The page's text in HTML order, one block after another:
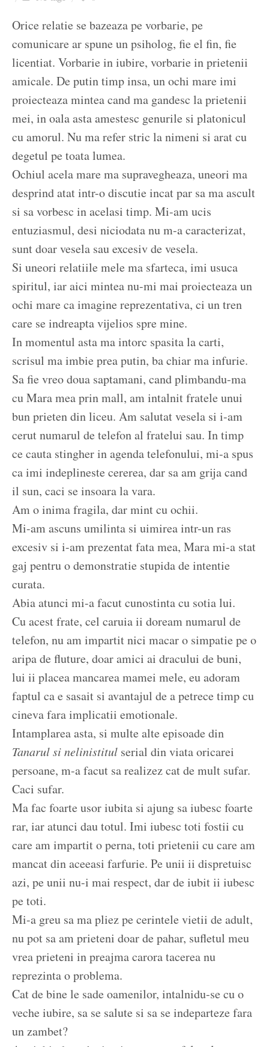
Orice relatie se bazeaza pe vorbarie, pe
comunicare ar spune un psiholog, fie el fin, fie
licentiat. Vorbarie in iubire, vorbarie in prietenii
amicale. De putin timp insa, un ochi mare imi
proiecteaza mintea cand ma gandesc la prietenii
mei, in oala asta amestesc genurile si platonicul
cu amorul. Nu ma refer stric la nimeni si arat cu
degetul pe toata lumea.
Ochiul acela mare ma supravegheaza, uneori ma
desprind atat intr-o discutie incat par sa ma ascult
si sa vorbesc in acelasi timp. Mi-am ucis
entuziasmul, desi niciodata nu m-a caracterizat,
sunt doar vesela sau excesiv de vesela.
Si uneori relatiile mele ma sfarteca, imi usuca
spiritul, iar aici mintea nu-mi mai proiecteaza un
ochi mare ca imagine reprezentativa, ci un tren
care se indreapta vijelios spre mine.
In momentul asta ma intorc spasita la carti,
scrisul ma imbie prea putin, ba chiar ma infurie.
Sa fie vreo doua saptamani, cand plimbandu-ma
cu Mara mea prin mall, am intalnit fratele unui
bun prieten din liceu. Am salutat vesela si i-am
cerut numarul de telefon al fratelui sau. In timp
ce cauta stingher in agenda telefonului, mi-a spus
ca imi indeplineste cererea, dar sa am grija cand
il sun, caci se insoara la vara.
Am o inima fragila, dar mint cu ochii.
Mi-am ascuns umilinta si uimirea intr-un ras
excesiv si i-am prezentat fata mea, Mara mi-a stat
gaj pentru o demonstratie stupida de intentie
curata.
Abia atunci mi-a facut cunostinta cu sotia lui.
Cu acest frate, cel caruia ii doream numarul de
telefon, nu am impartit nici macar o simpatie pe o
aripa de fluture, doar amici ai dracului de buni,
lui ii placea mancarea mamei mele, eu adoram
faptul ca e sasait si avantajul de a petrece timp cu
cineva fara implicatii emotionale.
Intamplarea asta, si multe alte episoade din
Tanarul si nelinistitul serial din viata oricarei
persoane, m-a facut sa realizez cat de mult sufar.
Caci sufar.
Ma fac foarte usor iubita si ajung sa iubesc foarte
rar, iar atunci dau totul. Imi iubesc toti fostii cu
care am impartit o perna, toti prietenii cu care am
mancat din aceeasi farfurie. Pe unii ii dispretuisc
azi, pe unii nu-i mai respect, dar de iubit ii iubesc
pe toti.
Mi-a greu sa ma pliez pe cerintele vietii de adult,
nu pot sa am prieteni doar de pahar, sufletul meu
vrea prieteni in preajma carora tacerea nu
reprezinta o problema.
Cat de bine le sade oamenilor, intalnidu-se cu o
veche iubire, sa se salute si sa se indeparteze fara
un zambet?